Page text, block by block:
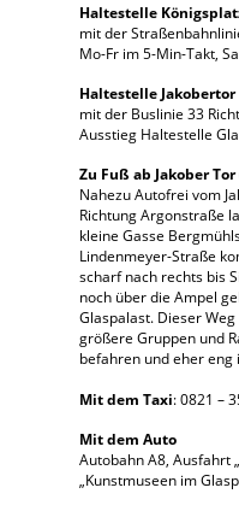
Haltestelle
mit der
Mo-Fr im 5-Min-Takt,
Haltestelle Jakobertor
mit der Buslinie 33
Ausstieg Haltestelle
Zu Fuß ab Jakober Tor
Nahezu Autofrei vom
Richtung Argonstraße
kleine Gasse
Lindenmeyer-Straße
scharf nach rechts bis
noch über die Ampel
Glaspalast. Dieser
größere Gruppen und
befahren und eher eng
Mit dem Taxi: 0821 –
Mit dem Auto
Autobahn A8, Ausfahrt
„Kunstmuseen im